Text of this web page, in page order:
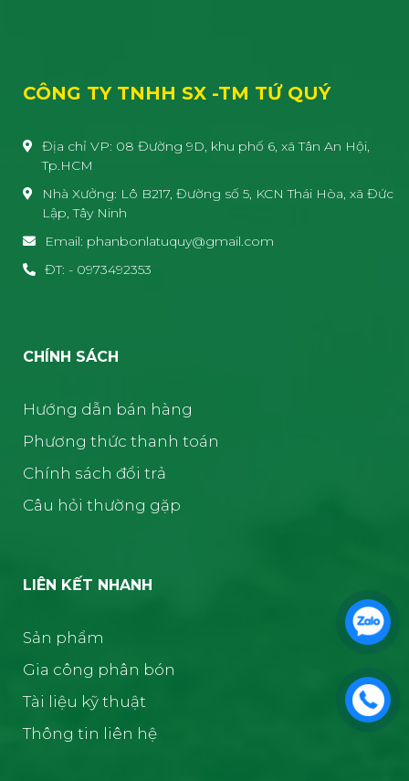
CÔNG TY TNHH SX -TM TỨ QUÝ
Địa chỉ VP: 08 Đường 9D, khu phố 6, xã Tân An Hội,
Tp.HCM
Nhà Xưởng: Lô B217, Đường số 5, KCN Thái Hòa, xã Đức
Lập, Tây Ninh
Email: phanbonlatuquy@gmail.com
ĐT: - 0973492353
CHÍNH SÁCH
Hướng dẫn bán hàng
Phương thức thanh toán
Chính sách đổi trả
Câu hỏi thường gặp
LIÊN KẾT NHANH
Sản phẩm
Gia công phân bón
Tài liệu kỹ thuật
Thông tin liên hệ